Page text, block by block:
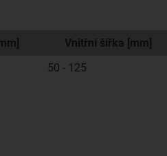
Vnitřní šířka [mm]
50 - 125